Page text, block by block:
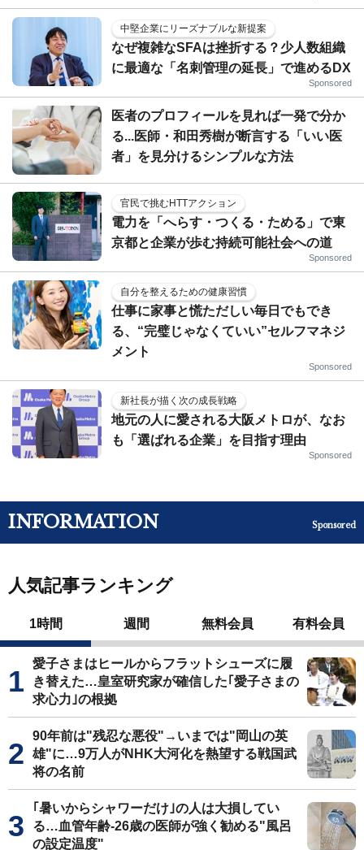
中堅企業にリーズナブルな新提案
なぜ複雑なSFAは挫折する？少人数組織
に最適な「名刺管理の延長」で進めるDX
Sponsored
医者のプロフィールを見れば一発で分か
る...医師・和田秀樹が断言する「いい医
者」を見分けるシンプルな方法
官民で挑むHTTアクション
電力を「へらす・つくる・ためる」で東
京都と企業が歩む持続可能社会への道
Sponsored
自分を整えるための健康習慣
仕事に家事と慌ただしい毎日でもでき
る、“完璧じゃなくていい”セルフマネジ
メント
Sponsored
新社長が描く次の成長戦略
地元の人に愛される大阪メトロが、なお
も「選ばれる企業」を目指す理由
Sponsored
INFORMATION Sponsored
人気記事ランキング
1時間 週間 無料会員 有料会員
愛子さまはヒールからフラットシューズに履
き替えた…皇室研究家が確信した｢愛子さまの
求心力｣の根拠
90年前は"残忍な悪役"→いまでは"岡山の英
雄"に…9万人がNHK大河化を熱望する戦国武
将の名前
｢暑いからシャワーだけ｣の人は大損してい
る…血管年齢-26歳の医師が強く勧める"風呂
の設定温度"